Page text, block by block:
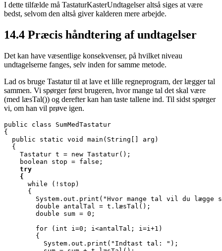
I dette tilfælde må TastaturKasterUndtagelser altså siges at være
bedst, selvom den altså giver kalderen mere arbejde.
14.4 Præcis håndtering af undtagelser
Det kan have væsentlige konsekvenser, på hvilket niveau
undtagelserne fanges, selv inden for samme metode.
Lad os bruge Tastatur til at lave et lille regneprogram, der lægger tal
sammen. Vi spørger først brugeren, hvor mange tal det skal være
(med læsTal()) og derefter kan han taste tallene ind. Til sidst spørger
vi, om han vil prøve igen.
public class SumMedTastatur
{
  public static void main(String[] arg)
  {
    Tastatur t = new Tastatur();
    boolean stop = false;
try
{
      while (!stop)
      {
System.out.print("Hvor mange tal vil du lægge
        double antalTal = t.læsTal();
        double sum = 0;
        for (int i=0; i<antalTal; i=i+1)
        {
          System.out.print("Indtast tal: ");